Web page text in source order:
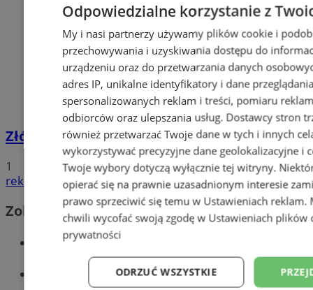
Złóż wniosek o dodatek węglowy
1
reklama
Zobacz również
Wiadomości kryminalne w Wodzisławiu
Wiadomości lokalne
Odpowiedzialne korzystanie z
My i nasi partnerzy używamy plików cookie i
przechowywania i uzyskiwania dostępu do
urządzeniu oraz do przetwarzania danych
adres IP, unikalne identyfikatory i dane
spersonalizowanych reklam i treści, pomiaru
odbiorców oraz ulepszania usług. Dostawcy stron
również przetwarzać Twoje dane w tych i innych
wykorzystywać precyzyjne dane geolokalizacyjne i
Twoje wybory dotyczą wyłącznie tej witryny.
opierać się na prawnie uzasadnionym interesie
prawo sprzeciwić się temu w Ustawieniach reklam.
chwili wycofać swoją zgodę w Ustawieniach plików
prywatności
ODRZUĆ WSZYSTKIE